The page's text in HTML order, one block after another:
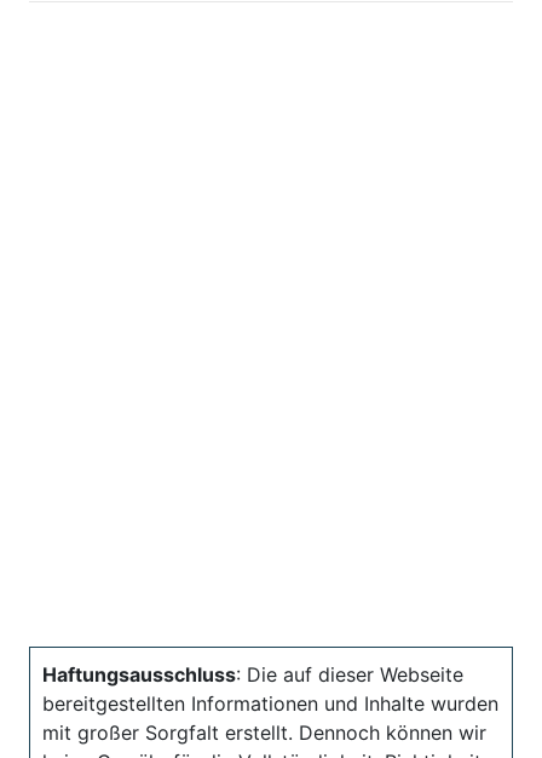
Haftungsausschluss: Die auf dieser Webseite
bereitgestellten Informationen und Inhalte wurden
mit großer Sorgfalt erstellt. Dennoch können wir